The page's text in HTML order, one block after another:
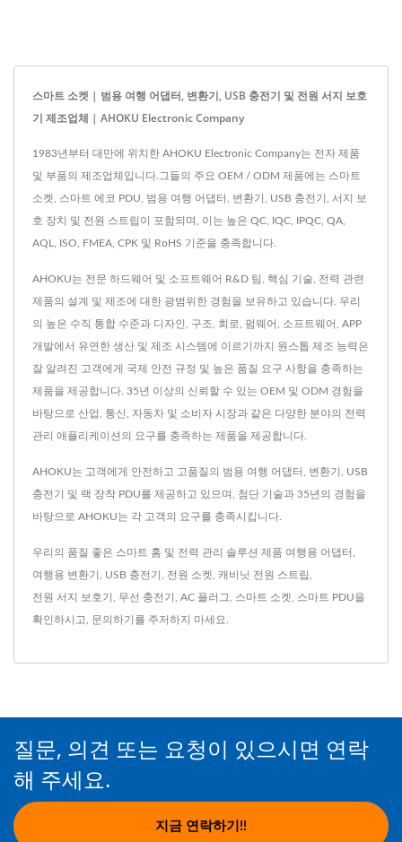
스마트 소켓 | 범용 여행 어댑터, 변환기, USB 충전기 및 전원 서지 보호
기 제조업체 | AHOKU Electronic Company
1983년부터 대만에 위치한 AHOKU Electronic Company는 전자 제품
및 부품의 제조업체입니다.그들의 주요 OEM / ODM 제품에는 스마트
소켓, 스마트 에코 PDU, 범용 여행 어댑터, 변환기, USB 충전기, 서지 보
호 장치 및 전원 스트립이 포함되며, 이는 높은 QC, IQC, IPQC, QA,
AQL, ISO, FMEA, CPK 및 RoHS 기준을 충족합니다.
AHOKU는 전문 하드웨어 및 소프트웨어 R&D 팀, 핵심 기술, 전력 관련
제품의 설계 및 제조에 대한 광범위한 경험을 보유하고 있습니다. 우리
의 높은 수직 통합 수준과 디자인, 구조, 회로, 펌웨어, 소프트웨어, APP
개발에서 유연한 생산 및 제조 시스템에 이르기까지 원스톱 제조 능력은
잘 알려진 고객에게 국제 안전 규정 및 높은 품질 요구 사항을 충족하는
제품을 제공합니다. 35년 이상의 신뢰할 수 있는 OEM 및 ODM 경험을
바탕으로 산업, 통신, 자동차 및 소비자 시장과 같은 다양한 분야의 전력
관리 애플리케이션의 요구를 충족하는 제품을 제공합니다.
AHOKU는 고객에게 안전하고 고품질의 범용 여행 어댑터, 변환기, USB
충전기 및 랙 장착 PDU를 제공하고 있으며, 첨단 기술과 35년의 경험을
바탕으로 AHOKU는 각 고객의 요구를 충족시킵니다.
우리의 품질 좋은 스마트 홈 및 전력 관리 솔루션 제품 여행용 어댑터
여행용 변환기 USB 충전기 전원 소켓 캐비닛 전원 스트립
전원 서지 보호기 무선 충전기 AC 플러그 스마트 소켓 스마트 PDU을
확인하시고, 문의하기 를 주저하지 마세요.
질문, 의견 또는 요청이 있으시면 연락
해 주세요.
지금 연락하기!!